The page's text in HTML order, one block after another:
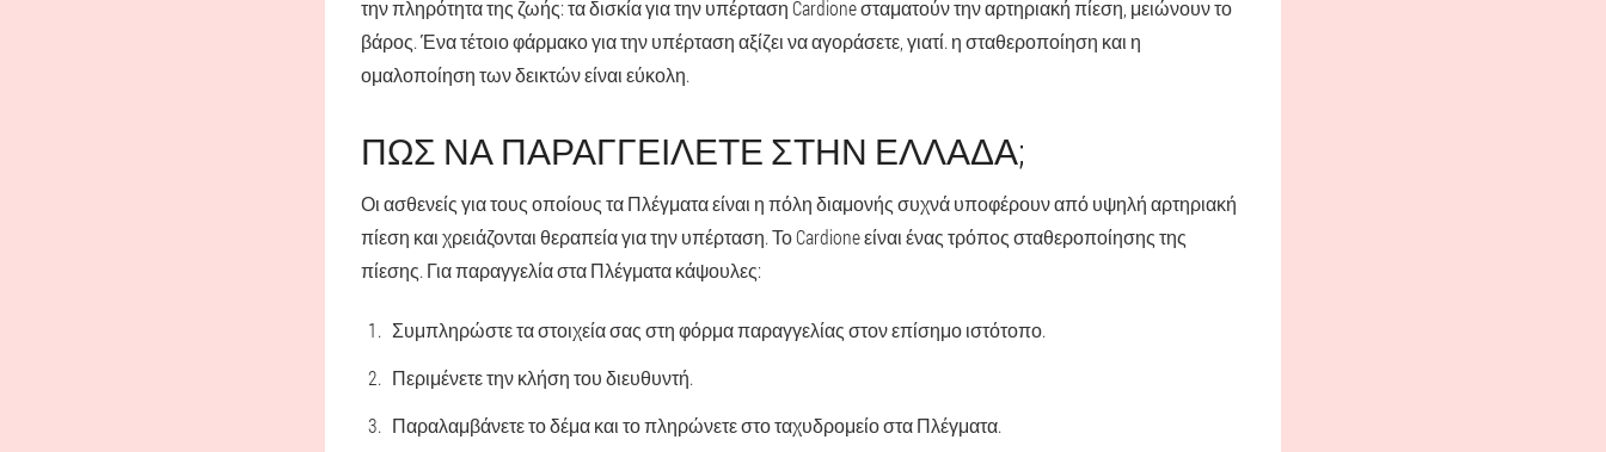
την πληρότητα της ζωής: τα δισκία για την υπέρταση Cardione σταματούν την αρτηριακή πίεση, μειώνουν το
βάρος. Ένα τέτοιο φάρμακο για την υπέρταση αξίζει να αγοράσετε, γιατί. η σταθεροποίηση και η
ομαλοποίηση των δεικτών είναι εύκολη.
ΠΏΣ ΝΑ ΠΑΡΑΓΓΕΊΛΕΤΕ ΣΤΗΝ ΕΛΛΆΔΑ;
Οι ασθενείς για τους οποίους τα Πλέγματα είναι η πόλη διαμονής συχνά υποφέρουν από υψηλή αρτηριακή
πίεση και χρειάζονται θεραπεία για την υπέρταση. Το Cardione είναι ένας τρόπος σταθεροποίησης της
πίεσης. Για παραγγελία στα Πλέγματα κάψουλες:
Συμπληρώστε τα στοιχεία σας στη φόρμα παραγγελίας στον επίσημο ιστότοπο.
Περιμένετε την κλήση του διευθυντή.
Παραλαμβάνετε το δέμα και το πληρώνετε στο ταχυδρομείο στα Πλέγματα.